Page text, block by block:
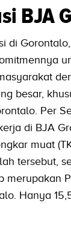
BJA
di
besar,
Per
di BJA
muat
tersebut,
merupakan
Hanya